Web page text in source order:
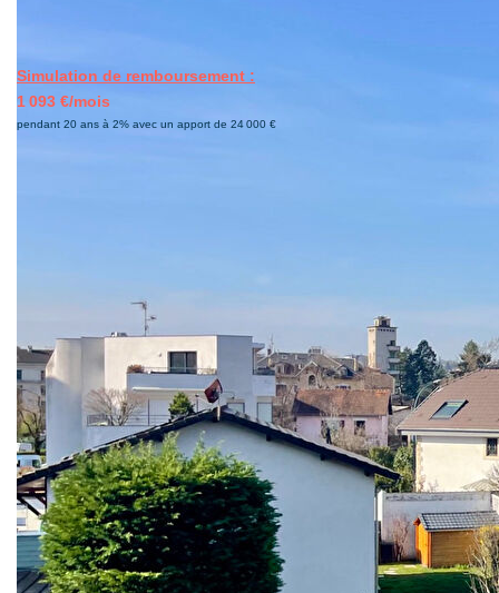
Simulation de remboursement :
1 093 €/mois
pendant 20 ans à 2% avec un apport de 24 000 €
À deux pas de la Place des Romains et des commerces de
proximité, découvrez ce charmant appartement T2 de 44
m² situé au deuxième étage d'une petite copropriété
intimiste récemment rénovée et isolée dans le cadre d'une
amélioration énergétique.
L'appartement bénéficie de deux balcons, apportant
luminosité et espaces extérieurs appréciables au quotidien.
Il nécessite aujourd'hui des travaux de rénovation, offrant
ainsi une opportunité de repenser les espaces et de créer